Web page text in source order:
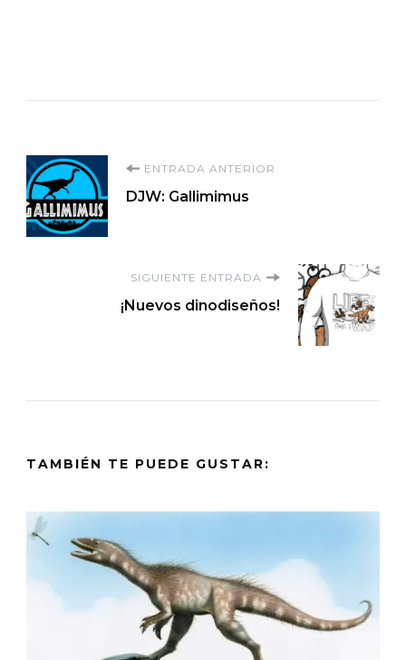
Navegación
de
entradas
ENTRADA ANTERIOR
DJW: Gallimimus
SIGUIENTE ENTRADA
¡Nuevos dinodiseños!
TAMBIÉN TE PUEDE GUSTAR: